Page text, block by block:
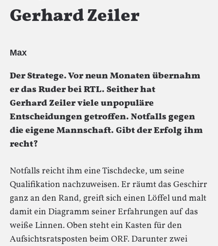
Gerhard Zeiler
Max
Der Stratege. Vor neun Monaten übernahm
er das Ruder bei RTL. Seither hat
Gerhard Zeiler viele unpopuläre
Entscheidungen getroffen. Notfalls gegen
die eigene Mannschaft. Gibt der Erfolg ihm
recht?
Notfalls reicht ihm eine Tischdecke, um seine
Qualifikation nachzuweisen. Er räumt das Geschirr
ganz an den Rand, greift sich einen Löffel und malt
damit ein Diagramm seiner Erfahrungen auf das
weiße Linnen. Oben steht ein Kasten für den
Aufsichtsratsposten beim ORF. Darunter zwei